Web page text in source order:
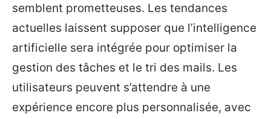
semblent prometteuses. Les tendances
actuelles laissent supposer que l’intelligence
artificielle sera intégrée pour optimiser la
gestion des tâches et le tri des mails. Les
utilisateurs peuvent s’attendre à une
expérience encore plus personnalisée, avec